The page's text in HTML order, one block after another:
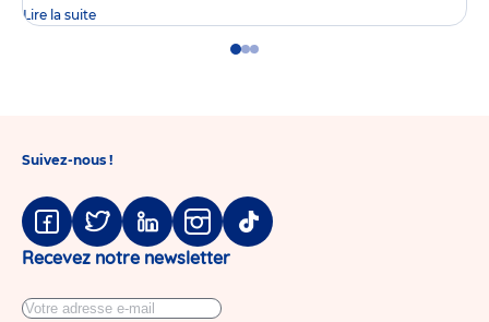
Lire la suite
GoGoGo
Suivez-nous !
Facebook
TwitterLinkedinInstagram
Tiktok
Recevez notre newsletter